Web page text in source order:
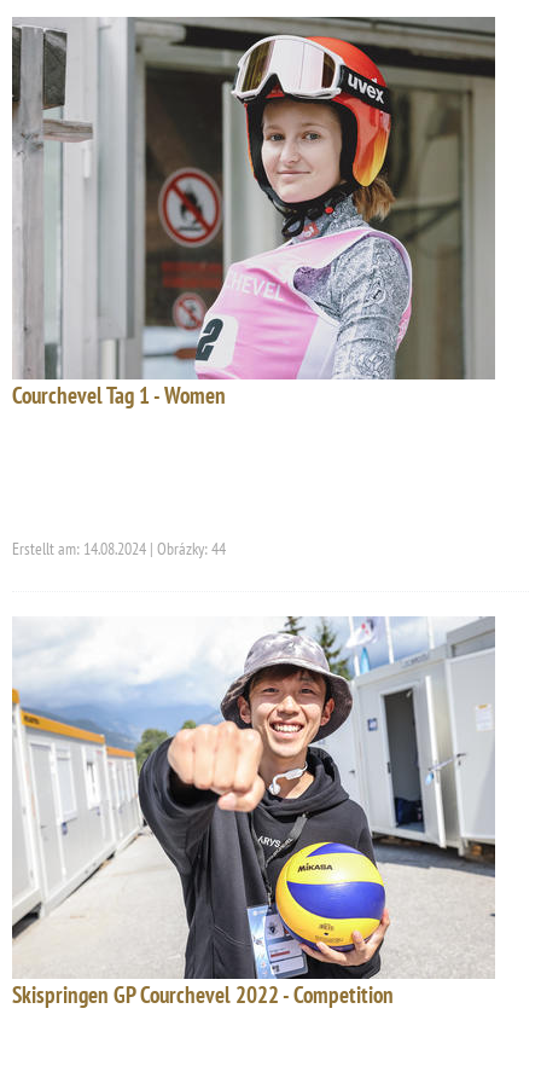
Courchevel Tag 1 - Women
Erstellt am: 14.08.2024 | Obrázky: 44
Skispringen GP Courchevel 2022 - Competition